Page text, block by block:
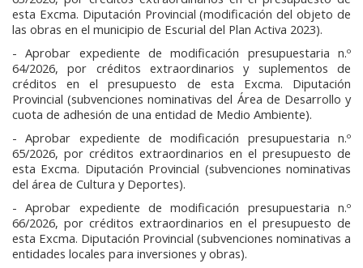
esta Excma. Diputación Provincial (modificación del objeto de
las obras en el municipio de Escurial del Plan Activa 2023).
- Aprobar expediente de modificación presupuestaria n.º
64/2026, por créditos extraordinarios y suplementos de
créditos en el presupuesto de esta Excma. Diputación
Provincial (subvenciones nominativas del Área de Desarrollo y
cuota de adhesión de una entidad de Medio Ambiente).
- Aprobar expediente de modificación presupuestaria n.º
65/2026, por créditos extraordinarios en el presupuesto de
esta Excma. Diputación Provincial (subvenciones nominativas
del área de Cultura y Deportes).
- Aprobar expediente de modificación presupuestaria n.º
66/2026, por créditos extraordinarios en el presupuesto de
esta Excma. Diputación Provincial (subvenciones nominativas a
entidades locales para inversiones y obras).